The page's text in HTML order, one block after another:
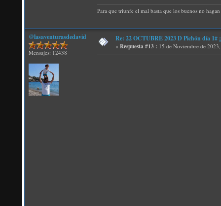
Para que triunfe el mal basta que los buenos no
@lasaventurasdedavid
Mensajes: 12438
Re: 22 OCTUBRE 2023 D Pichón día
« Respuesta #13 : 15 de Noviembre de